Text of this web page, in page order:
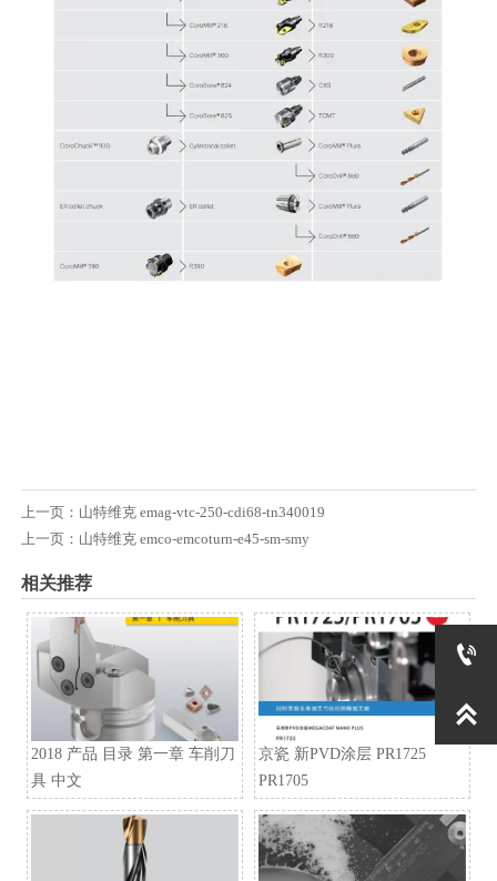
上一页： 山特维克 emag-vtc-250-cdi68-tn340019
上一页： 山特维克 emco-emcoturn-e45-sm-smy
相关推荐
2018 产品 目录 第一章 车削刀
具 中文
京瓷 新PVD涂层 PR1725
PR1705

